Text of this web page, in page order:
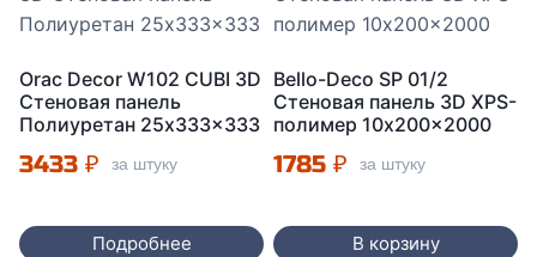
Orac Decor W102 CUBI 3D
Стеновая панель
Полиуретан 25x333x333
3433 ₽ за штуку
Подробнее
Bello-Deco SP 01/2
Стеновая панель 3D XPS-
полимер 10x200x2000
1785 ₽ за штуку
В корзину